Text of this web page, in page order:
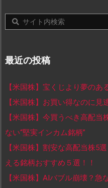
最近の投稿
【米国株】宝くじより夢の
【米国株】お買い得なのに見
【米国株】今買うべき高配
ない“堅実インカム銘柄”
【米国株】割安な高配当株5
える銘柄おすすめ５選！！
【米国株】AIバブル崩壊？